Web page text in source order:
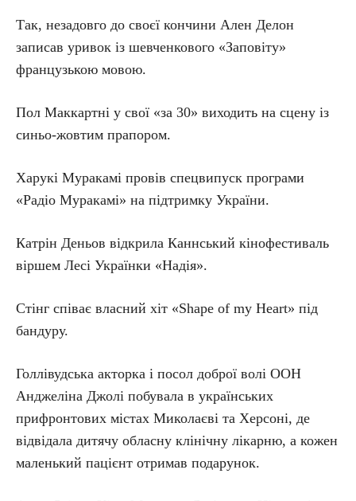
Так, незадовго до своєї кончини Ален Делон
записав уривок із шевченкового «Заповіту»
французькою мовою.
Пол Маккартні у свої «за 30» виходить на сцену із
синьо-жовтим прапором.
Харукі Муракамі провів спецвипуск програми
«Радіо Муракамі» на підтримку України.
Катрін Деньов відкрила Каннський кінофестиваль
віршем Лесі Українки «Надія».
Стінг співає власний хіт «Shape of my Heart» під
бандуру.
Голлівудська акторка і посол доброї волі ООН
Анджеліна Джолі побувала в українських
прифронтових містах Миколаєві та Херсоні, де
відвідала дитячу обласну клінічну лікарню, а кожен
маленький пацієнт отримав подарунок.